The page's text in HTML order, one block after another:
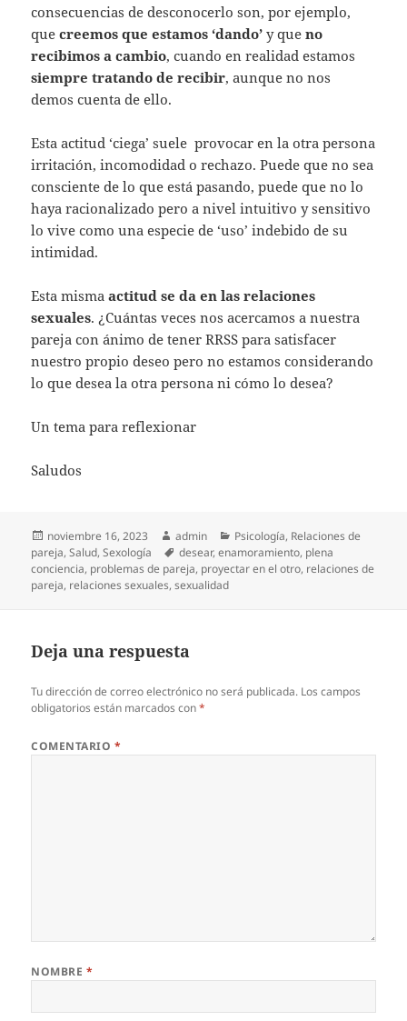
consecuencias de desconocerlo son, por ejemplo,
quecreemos que estamos ‘dando’ y queno
recibimos a cambio, cuando en realidad estamos
siempre tratando de recibir, aunque no nos
demos cuenta de ello.
Esta actitud ‘ciega’ suele provocar en la otra persona
irritación, incomodidad o rechazo. Puede que no sea
consciente de lo que está pasando, puede que no lo
haya racionalizado pero a nivel intuitivo y sensitivo
lo vive como una especie de ‘uso’ indebido de su
intimidad.
Esta mismaactitud se da en las relaciones
sexuales. ¿Cuántas veces nos acercamos a nuestra
pareja con ánimo de tener RRSS para satisfacer
nuestro propio deseo pero no estamos considerando
lo que desea la otra persona ni cómo lo desea?
Un tema para reflexionar
Saludos
Publicado
el
noviembre 16, 2023 Autor
admin Categorías
Psicología, Relaciones de
pareja,Salud,Sexología Etiquetas
desear,enamoramiento, plena
conciencia, problemas de pareja, proyectar en el otro, relaciones de
pareja, relaciones sexuales,sexualidad
Deja una respuesta
Tu dirección de correo electrónico no será publicada. Los campos
obligatorios están marcados con*
COMENTARIO *
NOMBRE *